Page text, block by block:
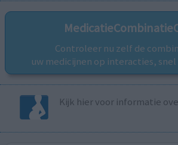
Controleer nu zelf de
uw medicijnen op interacties, snel
Kijk hier voor informatie